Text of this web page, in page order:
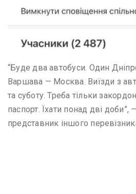
“Буде два автобуси. Один
Варшава — Москва. Виїзди з
та суботу. Треба тільки
паспорт. Їхати понад дві доби”,
представник іншого